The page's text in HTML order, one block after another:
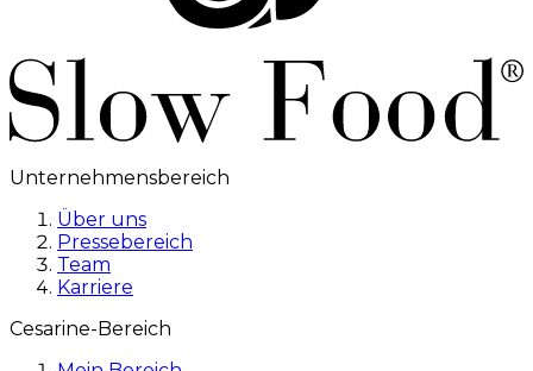
Unternehmensbereich
Über uns
Pressebereich
Team
Karriere
Cesarine-Bereich